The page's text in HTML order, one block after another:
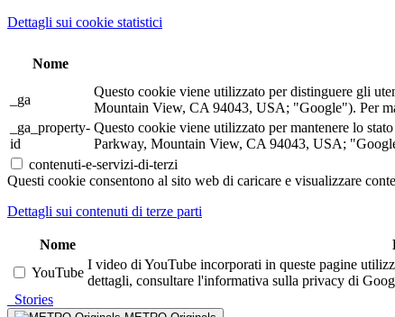
Dettagli sui cookie statistici
Nome
_ga
Questo cookie viene utilizzato per distinguere gli
Mountain View, CA 94043, USA; "Google"). Per
_ga_property-
id
Questo cookie viene utilizzato per mantenere lo
Parkway, Mountain View, CA 94043, USA;
contenuti-e-servizi-di-terzi
Questi cookie consentono al sito web di caricare e visualizzare
Dettagli sui contenuti di terze parti
Nome
YouTube
I video di YouTube incorporati in queste pagine
dettagli, consultare l'informativa sulla privacy di
Stories